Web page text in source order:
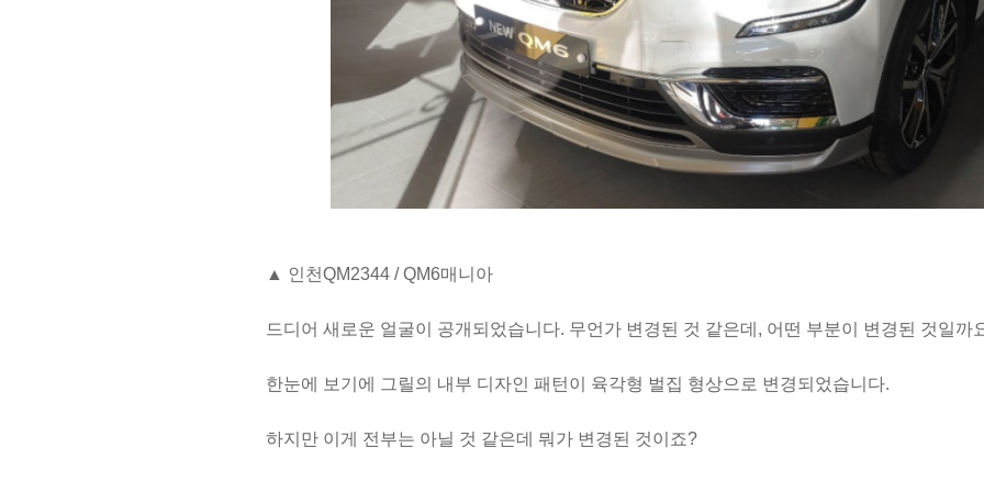
▲ 인천QM2344 / QM6매니아
드디어 새로운 얼굴이 공개되었습니다. 무언가 변경된 것 같은데, 어떤 부분이 변경된 것일까
한눈에 보기에 그릴의 내부 디자인 패턴이 육각형 벌집 형상으로 변경되었습니다.
하지만 이게 전부는 아닐 것 같은데 뭐가 변경된 것이죠?